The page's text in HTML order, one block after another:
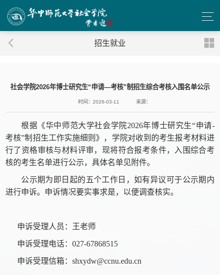
招生就业
社会学院2026年博士研究生“申请—考核”制招生综合考核入围名单公示
时间：2026-03-11 来源：
根据《华中师范大学社会学院2026年博士研究生“申请-
考核”制招生工作实施细则》，学院对收到的考生报考材料进
行了资格审核与材料评审，现将符合报考条件，入围综合考
核的考生名单进行公示，具体名单见附件。
公示期为即日起的五个工作日，如有异议可于公示期内
进行申诉。申诉情况要实事求是，以便调查核实。
申诉受理人员：王老师
申诉受理电话：027-67868515
申诉受理信箱：shxydw@ccnu.edu.cn